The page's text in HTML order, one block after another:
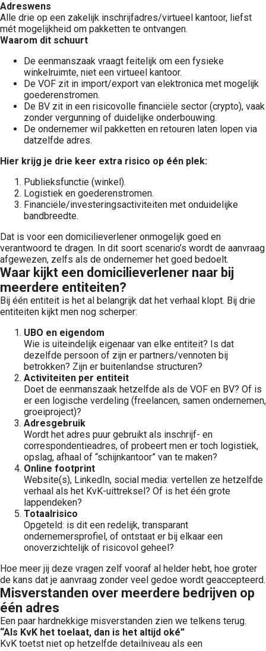
Adreswens
Alle drie op een zakelijk inschrijfadres/virtueel kantoor, liefst
mét mogelijkheid om pakketten te ontvangen.
Waarom dit schuurt
De eenmanszaak vraagt feitelijk om een fysieke
winkelruimte, niet een virtueel kantoor.
De VOF zit in import/export van elektronica met mogelijk
goederenstromen.
De BV zit in een risicovolle financiële sector (crypto), vaak
zonder vergunning of duidelijke onderbouwing.
De ondernemer wil pakketten en retouren laten lopen via
datzelfde adres.
Hier krijg je drie keer extra risico op één plek:
Publieksfunctie (winkel).
Logistiek en goederenstromen.
Financiële/investeringsactiviteiten met onduidelijke
bandbreedte.
Dat is voor een domicilieverlener onmogelijk goed en
verantwoord te dragen. In dit soort scenario’s wordt de aanvraag
afgewezen, zelfs als de ondernemer het goed bedoelt.
Waar kijkt een domicilieverlener naar bij
meerdere entiteiten?
Bij één entiteit is het al belangrijk dat het verhaal klopt. Bij drie
entiteiten kijkt men nog scherper:
UBO en eigendom
Wie is uiteindelijk eigenaar van elke entiteit? Is dat
dezelfde persoon of zijn er partners/vennoten bij
betrokken? Zijn er buitenlandse structuren?
Activiteiten per entiteit
Doet de eenmanszaak hetzelfde als de VOF en BV? Of is
er een logische verdeling (freelancen, samen ondernemen,
groeiproject)?
Adresgebruik
Wordt het adres puur gebruikt als inschrijf- en
correspondentieadres, of probeert men er toch logistiek,
opslag, afhaal of “schijnkantoor” van te maken?
Online footprint
Website(s), LinkedIn, social media: vertellen ze hetzelfde
verhaal als het KvK-uittreksel? Of is het één grote
lappendeken?
Totaalrisico
Opgeteld: is dit een redelijk, transparant
ondernemersprofiel, of ontstaat er bij elkaar een
onoverzichtelijk of risicovol geheel?
Hoe meer jij deze vragen zelf vooraf al helder hebt, hoe groter
de kans dat je aanvraag zonder veel gedoe wordt geaccepteerd.
Misverstanden over meerdere bedrijven op
één adres
Een paar hardnekkige misverstanden zien we telkens terug.
“Als KvK het toelaat, dan is het altijd oké”
KvK toetst niet op hetzelfde detailniveau als een